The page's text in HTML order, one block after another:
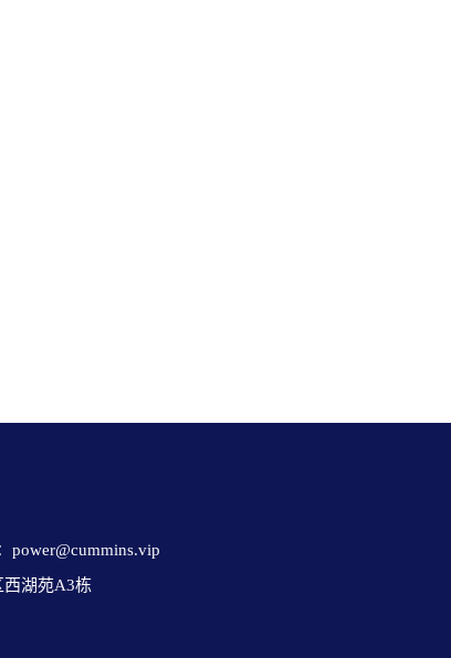
西湖苑A3栋